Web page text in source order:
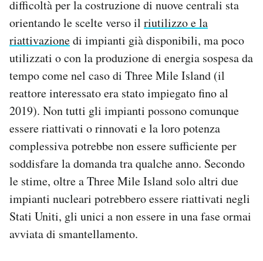
difficoltà per la costruzione di nuove centrali sta
orientando le scelte verso il riutilizzo e la
riattivazionedi impianti già disponibili, ma poco
utilizzati o con la produzione di energia sospesa da
tempo come nel caso di Three Mile Island (il
reattore interessato era stato impiegato fino al
2019). Non tutti gli impianti possono comunque
essere riattivati o rinnovati e la loro potenza
complessiva potrebbe non essere sufficiente per
soddisfare la domanda tra qualche anno. Secondo
le stime, oltre a Three Mile Island solo altri due
impianti nucleari potrebbero essere riattivati negli
Stati Uniti, gli unici a non essere in una fase ormai
avviata di smantellamento.